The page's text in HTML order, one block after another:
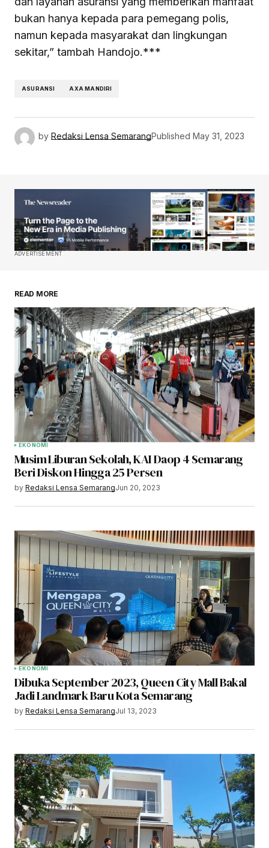
bukan hanya kepada para pemegang polis,
namun kepada masyarakat dan lingkungan
sekitar,” tambah Handojo.***
ASURANSI AXA MANDIRI
by Redaksi Lensa SemarangPublished May 31, 2023
ADVERTISEMENT
READ MORE
EKONOMI
Musim Liburan Sekolah, KAI Daop 4 Semarang
Beri Diskon Hingga 25 Persen
by Redaksi Lensa SemarangJun 20, 2023
EKONOMI
Dibuka September 2023, Queen City Mall Bakal
Jadi Landmark Baru Kota Semarang
by Redaksi Lensa SemarangJul 13, 2023